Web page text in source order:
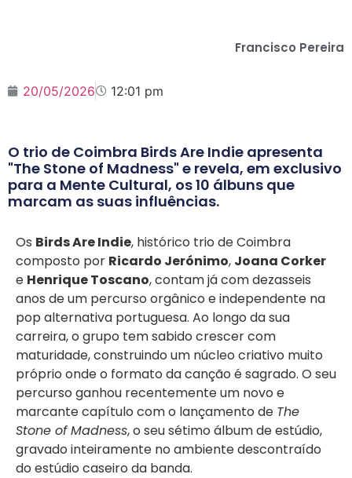
Francisco Pereira
20/05/2026 12:01 pm
O trio de Coimbra Birds Are Indie apresenta
"The Stone of Madness" e revela, em exclusivo
para a Mente Cultural, os 10 álbuns que
marcam as suas influências.
Os Birds Are Indie, histórico trio de Coimbra
composto por Ricardo Jerónimo, Joana Corker
e Henrique Toscano, contam já com dezasseis
anos de um percurso orgânico e independente na
pop alternativa portuguesa. Ao longo da sua
carreira, o grupo tem sabido crescer com
maturidade, construindo um núcleo criativo muito
próprio onde o formato da canção é sagrado. O seu
percurso ganhou recentemente um novo e
marcante capítulo com o lançamento de The
Stone of Madness, o seu sétimo álbum de estúdio,
gravado inteiramente no ambiente descontraído
do estúdio caseiro da banda.